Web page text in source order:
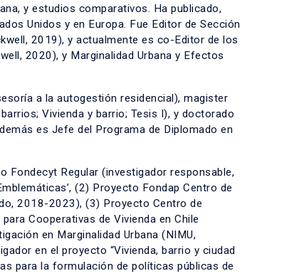
y estudios comparativos. Ha publicado,
Unidos y en Europa. Fue Editor de Sección
2019), y actualmente es co-Editor de los
2020), y Marginalidad Urbana y Efectos
a la autogestión residencial), magister
Vivienda y barrio; Tesis I), y doctorado
es Jefe del Programa de Diplomado en
Fondecyt Regular (investigador responsable,
(2) Proyecto Fondap Centro de
2018-2023), (3) Proyecto Centro de
Cooperativas de Vivienda en Chile
en Marginalidad Urbana (NIMU,
en el proyecto “Vivienda, barrio y ciudad
para la formulación de políticas públicas de